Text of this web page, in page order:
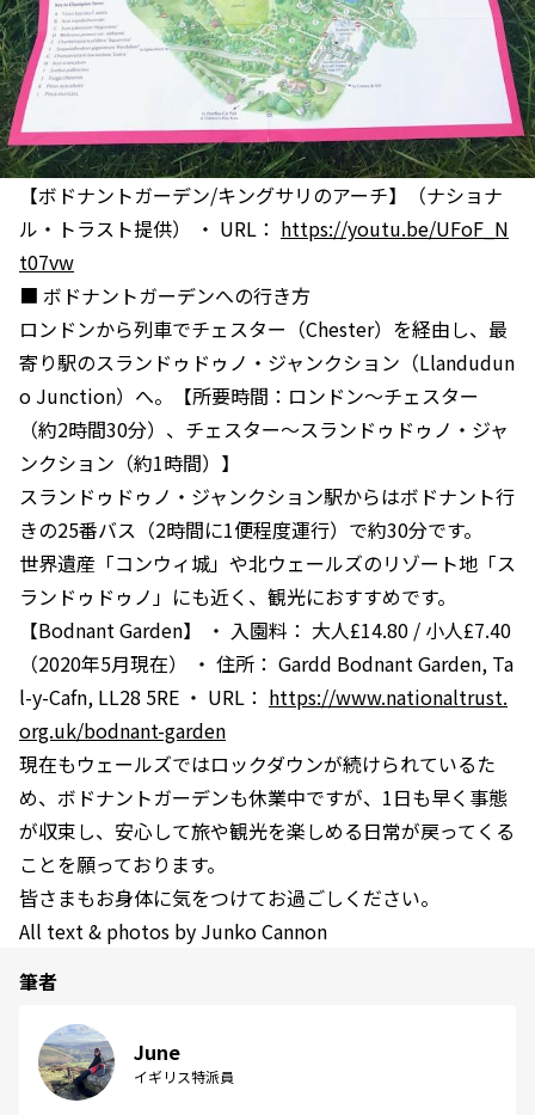
【ボドナントガーデン/キングサリのアーチ】（ナショナ
ル・トラスト提供） ・ URL： https://youtu.be/UFoF_N
t07vw
■ ボドナントガーデンへの行き方
ロンドンから列車でチェスター（Chester）を経由し、最
寄り駅のスランドゥドゥノ・ジャンクション（Llandudun
o Junction）へ。【所要時間：ロンドン〜チェスター
（約2時間30分）、チェスター〜スランドゥドゥノ・ジャ
ンクション（約1時間）】
スランドゥドゥノ・ジャンクション駅からはボドナント行
きの25番バス（2時間に1便程度運行）で約30分です。
世界遺産「コンウィ城」や北ウェールズのリゾート地「ス
ランドゥドゥノ」にも近く、観光におすすめです。
【Bodnant Garden】 ・ 入園料： 大人£14.80 / 小人£7.40
（2020年5月現在） ・ 住所： Gardd Bodnant Garden, Ta
l-y-Cafn, LL28 5RE ・ URL： https://www.nationaltrust.
org.uk/bodnant-garden
現在もウェールズではロックダウンが続けられているた
め、ボドナントガーデンも休業中ですが、1日も早く事態
が収束し、安心して旅や観光を楽しめる日常が戻ってくる
ことを願っております。
皆さまもお身体に気をつけてお過ごしください。
All text & photos by Junko Cannon
筆者
June
イギリス特派員